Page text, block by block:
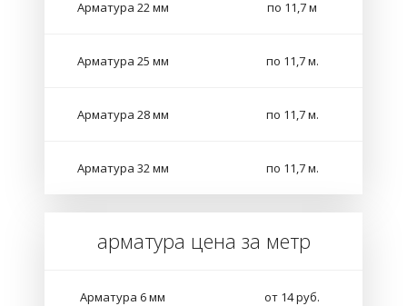
Арматура 22 мм по 11,7 м
Арматура 25 мм по 11,7 м.
Арматура 28 мм по 11,7 м.
Арматура 32 мм по 11,7 м.
арматура цена за метр
Арматура 6 мм от 14 руб.